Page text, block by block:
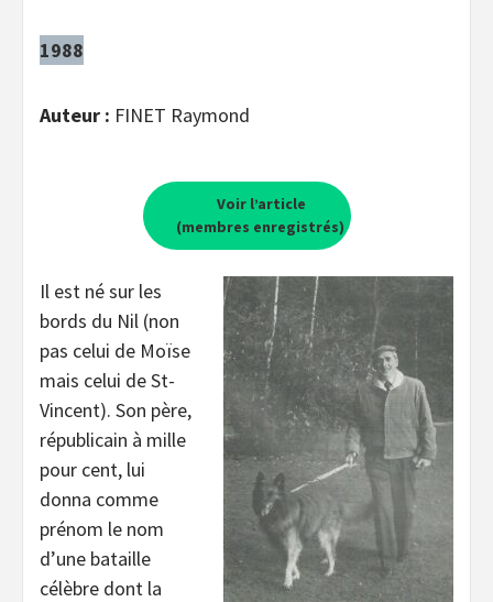
1988
Auteur : FINET Raymond
Voir l’article
(membres enregistrés)
Il est né sur les
bords du Nil (non
pas celui de Moïse
mais celui de St-
Vincent). Son père,
républicain à mille
pour cent, lui
donna comme
prénom le nom
d’une bataille
célèbre dont la